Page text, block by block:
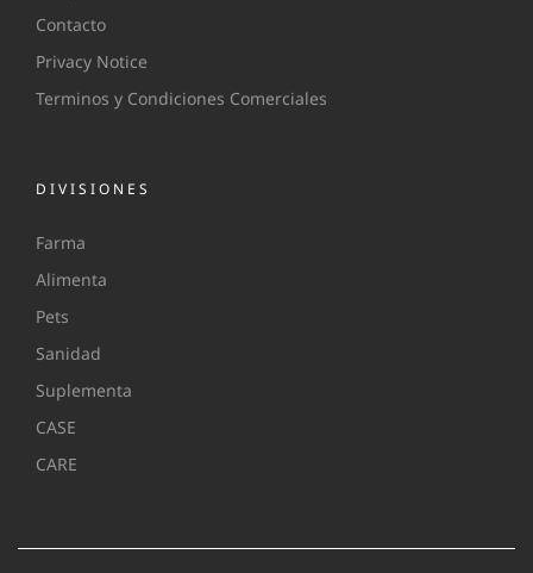
Contacto
Privacy Notice
Terminos y Condiciones Comerciales
DIVISIONES
Farma
Alimenta
Pets
Sanidad
Suplementa
CASE
CARE